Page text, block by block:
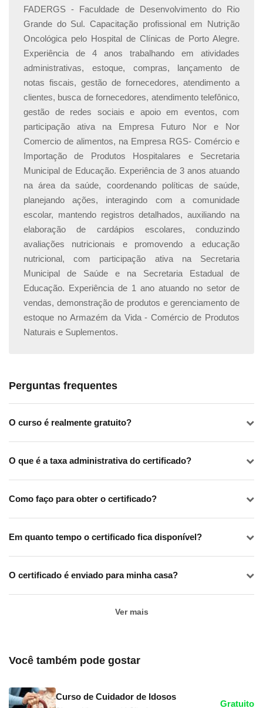
Curso online deAmamentação
Curso online deIntrodução alimentar
Caso queira obter mais informações sobre o certificado,
clique aqui.
Aprimore suas habilidades em gerenciamento de peso
durante a gravidez e promova uma gestação saudável
para suas pacientes com o conhecimento especializado
oferecido em nossoCurso de Nutrição Gestacional
Online!
FADERGS - Faculdade de Desenvolvimento do Rio
Grande do Sul. Capacitação profissional em Nutrição
Oncológica pelo Hospital de Clínicas de Porto Alegre.
Experiência de 4 anos trabalhando em atividades
administrativas, estoque, compras, lançamento de
notas fiscais, gestão de fornecedores, atendimento a
clientes, busca de fornecedores, atendimento telefônico,
gestão de redes sociais e apoio em eventos, com
participação ativa na Empresa Futuro Nor e Nor
Comercio de alimentos, na Empresa RGS- Comércio e
Importação de Produtos Hospitalares e Secretaria
Municipal de Educação. Experiência de 3 anos atuando
na área da saúde, coordenando políticas de saúde,
planejando ações, interagindo com a comunidade
escolar, mantendo registros detalhados, auxiliando na
elaboração de cardápios escolares, conduzindo
avaliações nutricionais e promovendo a educação
nutricional, com participação ativa na Secretaria
Municipal de Saúde e na Secretaria Estadual de
Educação. Experiência de 1 ano atuando no setor de
vendas, demonstração de produtos e gerenciamento de
estoque no Armazém da Vida - Comércio de Produtos
Naturais e Suplementos.
Perguntas frequentes
O curso é realmente gratuito?
O que é a taxa administrativa do certificado?
Como faço para obter o certificado?
Em quanto tempo o certificado fica disponível?
O certificado é enviado para minha casa?
Ver mais
Você também pode gostar
Curso de Cuidador de Idosos
Gratuito